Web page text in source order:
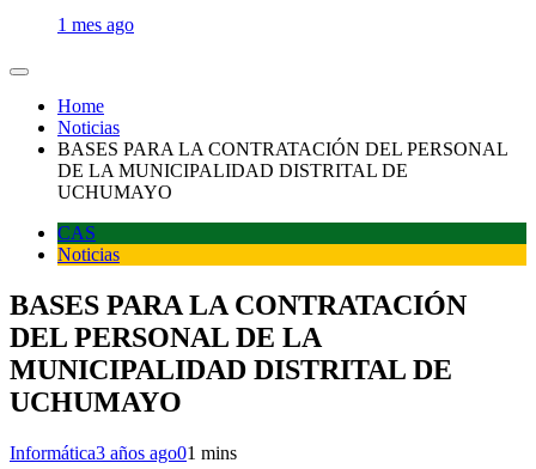
1 mes ago
Home
Noticias
BASES PARA LA CONTRATACIÓN DEL PERSONAL
DE LA MUNICIPALIDAD DISTRITAL DE
UCHUMAYO
CAS
Noticias
BASES PARA LA CONTRATACIÓN
DEL PERSONAL DE LA
MUNICIPALIDAD DISTRITAL DE
UCHUMAYO
Informática3 años ago01 mins